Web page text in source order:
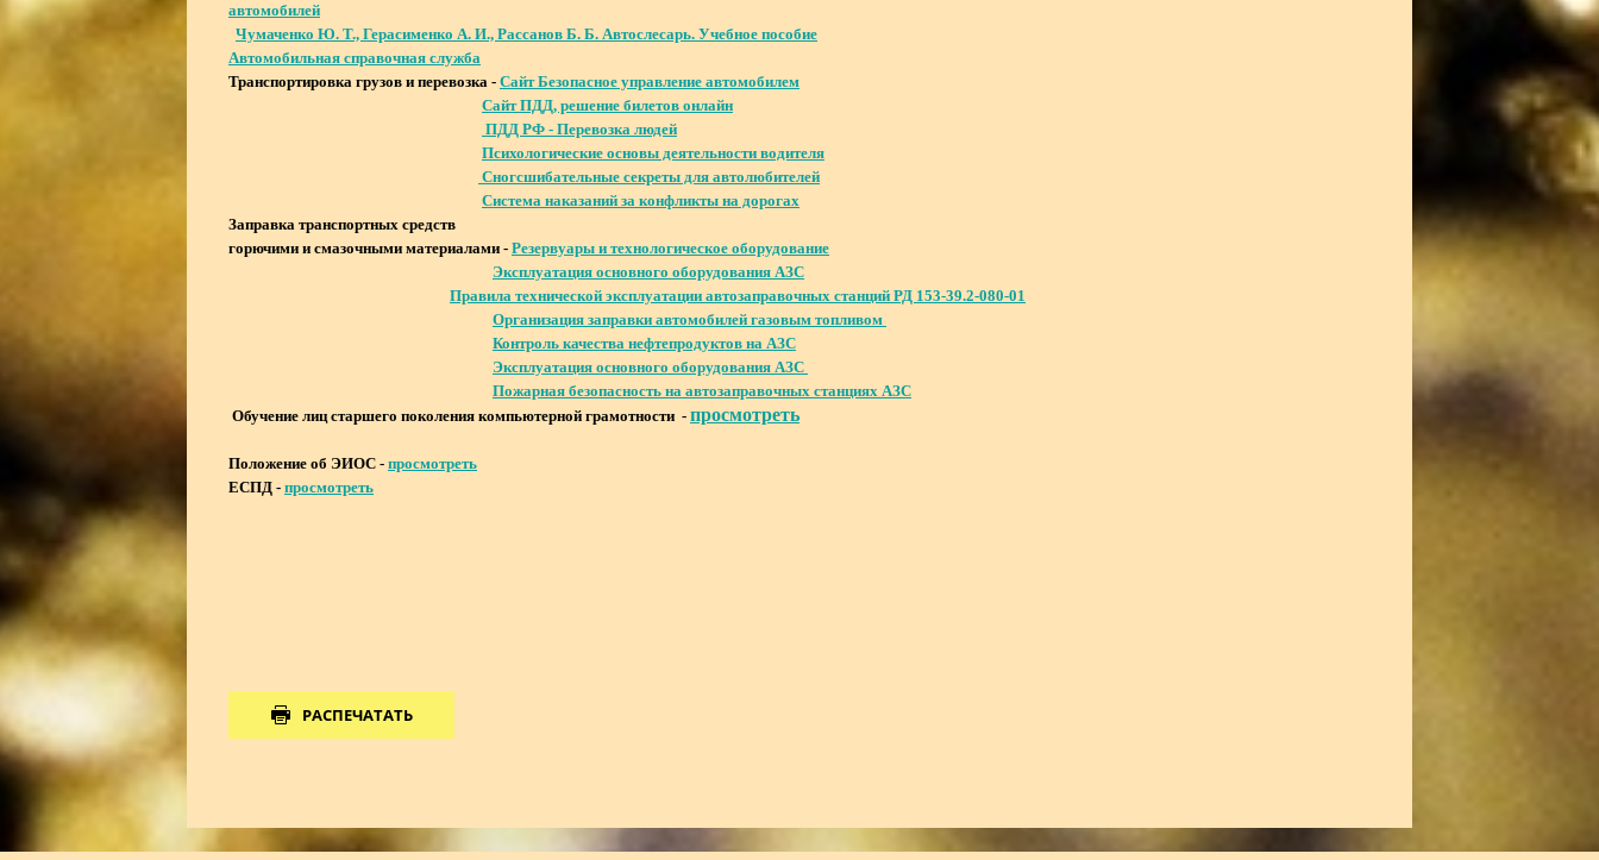
автомобилей
Чумаченко Ю. Т., Герасименко А. И., Рассанов Б. Б. Автослесарь. Учебное пособие
Автомобильная справочная служба
Транспортировка грузов и перевозка - Сайт Безопасное управление автомобилем
Сайт ПДД, решение билетов онлайн
ПДД РФ - Перевозка людей
Психологические основы деятельности водителя
Сногсшибательные секреты для автолюбителей
Система наказаний за конфликты на дорогах
Заправка транспортных средств
горючими и смазочными материалами - Резервуары и технологическое оборудование
Эксплуатация основного оборудования АЗС
Правила технической эксплуатации автозаправочных станций РД 153-39.2-080-01
Организация заправки автомобилей газовым топливом
Контроль качества нефтепродуктов на АЗС
Эксплуатация основного оборудования АЗС
Пожарная безопасность на автозаправочных станциях АЗС
Обучение лиц старшего поколения компьютерной грамотности - просмотреть
Положение об ЭИОС - просмотреть
ЕСПД - просмотреть
РАСПЕЧАТАТЬ